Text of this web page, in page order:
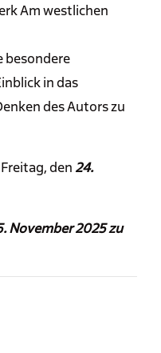
Am westlichen
besondere
in das
des Autors zu
den 24.
November 2025 zu